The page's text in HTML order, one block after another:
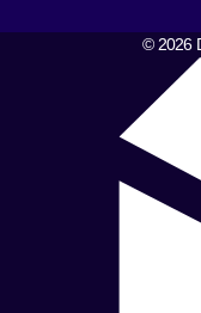
© 2026